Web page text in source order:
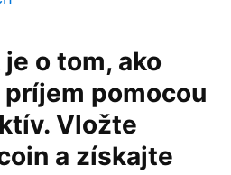
o tom, ako
pomocou
Vložte
a získajte